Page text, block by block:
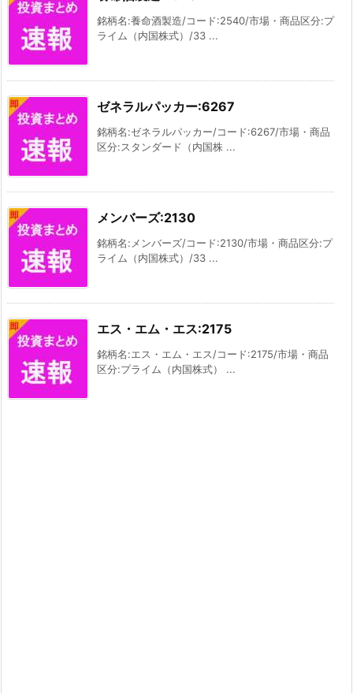
銘柄名:養命酒製造/コード:2540/市場・商品区分:プ
ライム（内国株式）/33 ...
ゼネラルパッカー:6267
銘柄名:ゼネラルパッカー/コード:6267/市場・商品
区分:スタンダード（内国株 ...
メンバーズ:2130
銘柄名:メンバーズ/コード:2130/市場・商品区分:プ
ライム（内国株式）/33 ...
エス・エム・エス:2175
銘柄名:エス・エム・エス/コード:2175/市場・商品
区分:プライム（内国株式） ...